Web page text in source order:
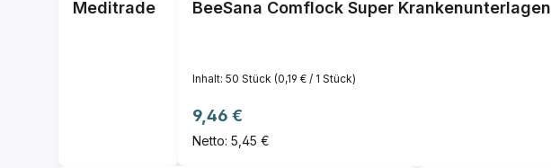
Meditrade BeeSana Comflock Super Krankenunterlagen
Inhalt: 50 Stück (0,19 € / 1 Stück)
Regulärer Preis:
9,46 €
Netto: 5,45 €